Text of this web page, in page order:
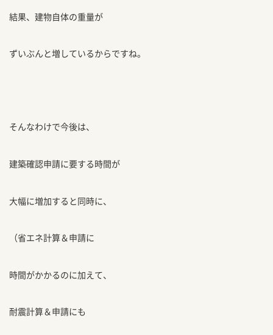
結果、建物自体の重量が
ずいぶんと増しているからですね。
そんなわけで今後は、
建築確認申請に要する時間が
大幅に増加すると同時に、
（省エネ計算＆申請に
時間がかかるのに加えて、
耐震計算＆申請にも